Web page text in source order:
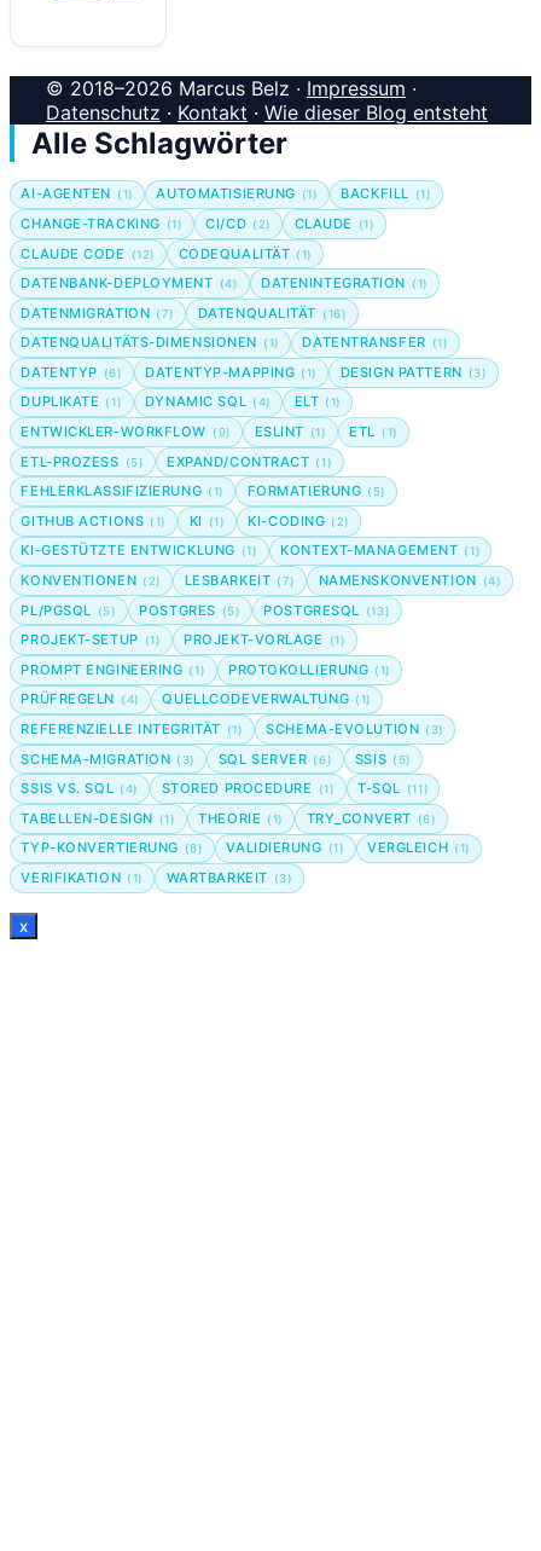
© 2018–2026 Marcus Belz · Impressum ·
Datenschutz · Kontakt · Wie dieser Blog entsteht
Alle Schlagwörter
AI-AGENTEN (1) AUTOMATISIERUNG (1) BACKFILL (1)
CHANGE-TRACKING (1) CI/CD (2) CLAUDE (1)
CLAUDE CODE (12) CODEQUALITÄT (1)
DATENBANK-DEPLOYMENT (4) DATENINTEGRATION (1)
DATENMIGRATION (7) DATENQUALITÄT (16)
DATENQUALITÄTS-DIMENSIONEN (1) DATENTRANSFER (1)
DATENTYP (6) DATENTYP-MAPPING (1) DESIGN PATTERN (3)
DUPLIKATE (1) DYNAMIC SQL (4) ELT (1)
ENTWICKLER-WORKFLOW (9) ESLINT (1) ETL (1)
ETL-PROZESS (5) EXPAND/CONTRACT (1)
FEHLERKLASSIFIZIERUNG (1) FORMATIERUNG (5)
GITHUB ACTIONS (1) KI (1) KI-CODING (2)
KI-GESTÜTZTE ENTWICKLUNG (1) KONTEXT-MANAGEMENT (1)
KONVENTIONEN (2) LESBARKEIT (7) NAMENSKONVENTION (4)
PL/PGSQL (5) POSTGRES (5) POSTGRESQL (13)
PROJEKT-SETUP (1) PROJEKT-VORLAGE (1)
PROMPT ENGINEERING (1) PROTOKOLLIERUNG (1)
PRÜFREGELN (4) QUELLCODEVERWALTUNG (1)
REFERENZIELLE INTEGRITÄT (1) SCHEMA-EVOLUTION (3)
SCHEMA-MIGRATION (3) SQL SERVER (6) SSIS (5)
SSIS VS. SQL (4) STORED PROCEDURE (1) T-SQL (11)
TABELLEN-DESIGN (1) THEORIE (1) TRY_CONVERT (6)
TYP-KONVERTIERUNG (8) VALIDIERUNG (1) VERGLEICH (1)
VERIFIKATION (1) WARTBARKEIT (3)
x